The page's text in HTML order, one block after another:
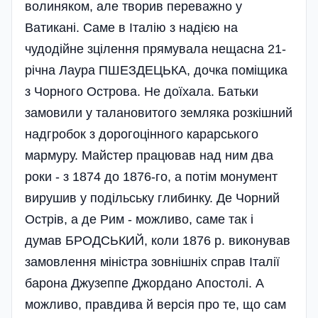
волиняком, але творив переважно у
Ватикані. Саме в Італію з надією на
чудодійне зцілення прямувала нещасна 21-
річна Лаура ПШЕ­З­ДЕЦЬКА, дочка поміщика
з Чорного Острова. Не доїхала. Батьки
замовили у талановитого земляка розкішний
надгробок з дорогоцінного карарського
мармуру. Майстер працював над ним два
роки - з 1874 до 1876-го, а потім монумент
вирушив у подільську глибинку. Де Чорний
Острів, а де Рим - можливо, саме так і
думав БРОДСЬКИЙ, коли 1876 р. виконував
замовлення мініс­тра зовнішніх справ Італії
барона Джузеппе Джордано Апостолі. А
можливо, правдива й версія про те, що сам